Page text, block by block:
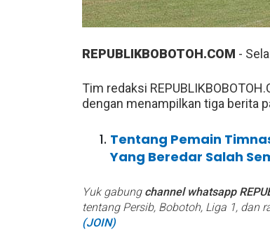
REPUBLIKBOBOTOH.COM -
Tim redaksi
dengan menampilkan tiga berita
Tentang Pemain
Yang Beredar Salah
Yuk gabung channel whatsapp
tentang Persib, Bobotoh, Liga 1, dan
(JOIN)